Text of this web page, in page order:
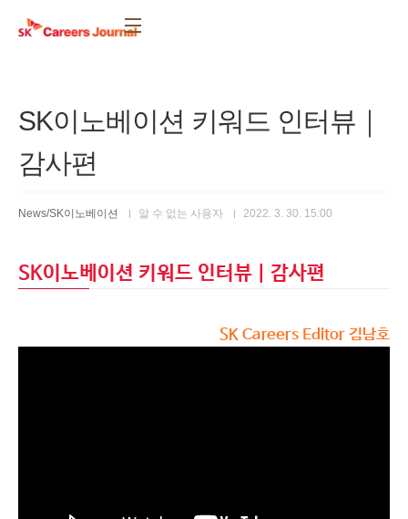
SK이노베이션 키워드 인터뷰｜
감사편
News/SK이노베이션 알 수 없는 사용자 2022. 3. 30. 15:00
SK이노베이션 키워드 인터뷰｜감사편
SK Careers Editor 김남호